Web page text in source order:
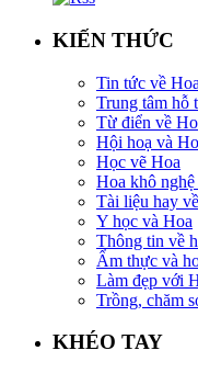
KIẾN THỨC
Tin tức về Hoa
Trung tâm hỗ
Từ điển về
Hội hoạ và
Học vẽ Hoa
Hoa khô nghệ
Tài liệu hay
Y học và Hoa
Thông tin về
Ẩm thực và
Làm đẹp với
Trồng, chăm
KHÉO TAY